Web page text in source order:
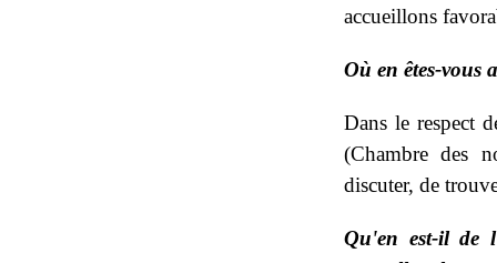
accueillons
Où en êtes-vous
Dans le respect
(Chambre des
discuter, de
Qu'en est-il de